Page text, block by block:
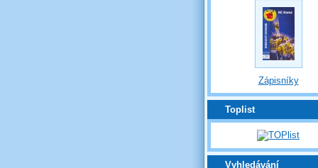
Zápisníky
Toplist
Vyhledávání